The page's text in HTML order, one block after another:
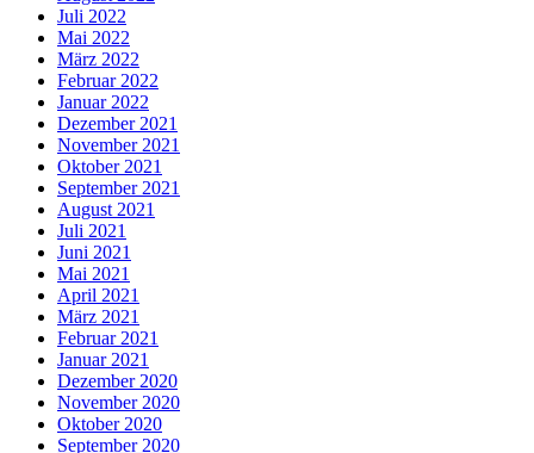
Juli 2022
Mai 2022
März 2022
Februar 2022
Januar 2022
Dezember 2021
November 2021
Oktober 2021
September 2021
August 2021
Juli 2021
Juni 2021
Mai 2021
April 2021
März 2021
Februar 2021
Januar 2021
Dezember 2020
November 2020
Oktober 2020
September 2020